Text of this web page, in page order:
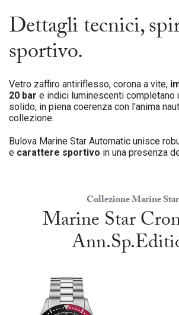
Dettagli tecnici,
sportivo.
Vetro zaffiro antiriflesso, corona a vite,
20 bar e indici luminescenti completano
solido, in piena coerenza con l’anima
collezione.
Bulova Marine Star Automatic unisce
e carattere sportivo in una presenza
Collezione Marine Star
Marine Star